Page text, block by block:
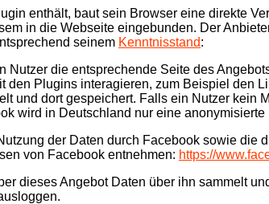
enthält, baut sein Browser eine direkte
in die Webseite eingebunden. Der
seinem Kenntnisstand:
die entsprechende Seite des
Plugins interagieren, zum Beispiel den
und dort gespeichert. Falls ein Nutzer kein
wird in Deutschland nur eine
der Daten durch Facebook sowie
von Facebook entnehmen: https://
dieses Angebot Daten über ihn sammelt